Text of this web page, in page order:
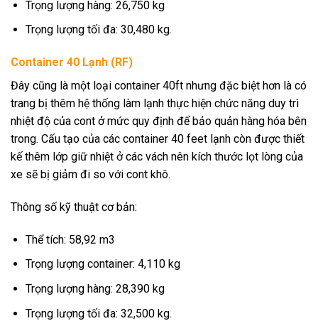
Trọng lượng hàng: 26,750 kg
Trọng lượng tối đa: 30,480 kg.
Container 40 Lạnh (RF)
Đây cũng là một loại container 40ft nhưng đặc biệt hơn là có
trang bị thêm hệ thống làm lạnh thực hiện chức năng duy trì
nhiệt độ của cont ở mức quy định để bảo quản hàng hóa bên
trong. Cấu tạo của các container 40 feet lạnh còn được thiết
kế thêm lớp giữ nhiệt ở các vách nên kích thước lọt lòng của
xe sẽ bị giảm đi so với cont khô.
Thông số kỹ thuật cơ bản:
Thể tích: 58,92 m3
Trọng lượng container: 4,110 kg
Trọng lượng hàng: 28,390 kg
Trọng lượng tối đa: 32,500 kg.